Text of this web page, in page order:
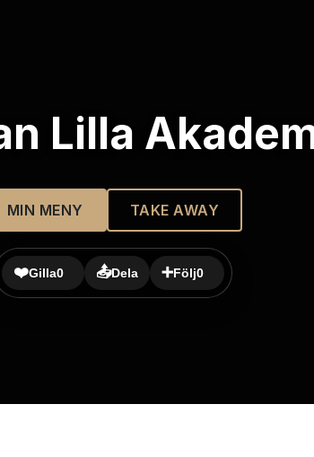
Lilla
MIN MENY TAKE AWAY
❤️Gilla0 📤Dela ➕Följ0